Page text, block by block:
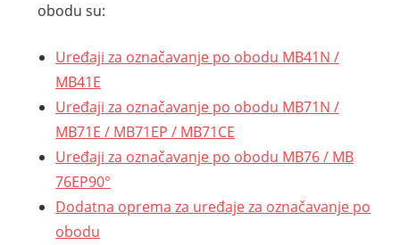
obodu su:
Uređaji za označavanje po obodu MB41N /
MB41E
Uređaji za označavanje po obodu MB71N /
MB71E / MB71EP / MB71CE
Uređaji za označavanje po obodu MB76 / MB
76EP90°
Dodatna oprema za uređaje za označavanje po
obodu